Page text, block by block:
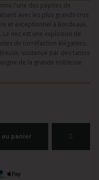
l'une des pépites de
avec les plus grands crus
et exceptionnel à Bordeaux,
nez est une explosion de
de torréfaction élégantes.
soutenue par des tanins
de la grande noblesse
panier